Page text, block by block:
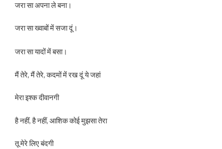
जरा सा अपना ले बना।
जरा सा ख्वाबों में सजा दूं।
जरा सा यादों में बसा।
मैं तेरे, मैं तेरे, कदमों में रख दूं ये जहां
मेरा इश्क दीवानगी
है नहीं, है नहीं, आशिक कोई मुझसा तेरा
तू मेरे लिए बंदगी